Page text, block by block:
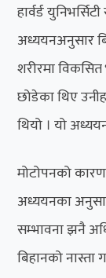
हार्वर्ड
अध्ययनअनुसार
शरीरमा
छोडेका थिए
थियो । यो
मोटोपनको कारण
अध्ययनका
सम्भावना झनै
बिहानको